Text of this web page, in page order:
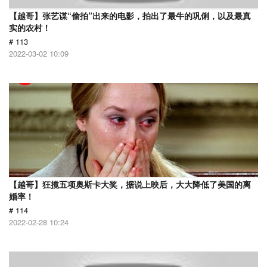
【越哥】张艺谋“偷拍”出来的电影，拍出了最牛的巩俐，以及最真
实的农村！
# 113
2022-03-02 10:09
【越哥】狂揽五项奥斯卡大奖，据说上映后，大大降低了美国的离
婚率！
# 114
2022-02-28 10:24